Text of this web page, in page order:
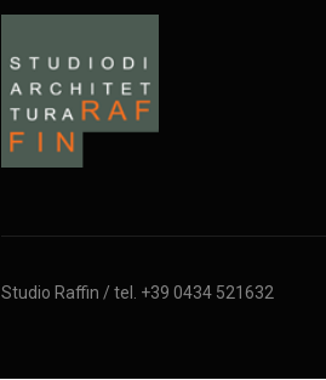
Studio Raffin / tel. +39 0434 521632